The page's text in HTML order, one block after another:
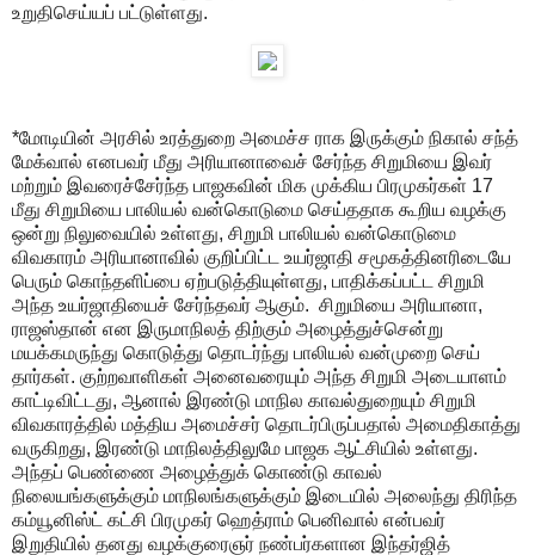
உறுதிசெய்யப் பட்டுள்ளது.
*மோடியின் அரசில் உரத்துறை அமைச்ச ராக இருக்கும் நிகால் சந்த்
மேக்வால் எனபவர் மீது அரியானாவைச் சேர்ந்த சிறுமியை இவர்
மற்றும் இவரைச்சேர்ந்த பாஜகவின் மிக முக்கிய பிரமுகர்கள் 17
மீது சிறுமியை பாலியல் வன்கொடுமை செய்ததாக கூறிய வழக்கு
ஒன்று நிலுவையில் உள்ளது, சிறுமி பாலியல் வன்கொடுமை
விவகாரம் அரியானாவில் குறிப்பிட்ட உயர்ஜாதி சமூகத்தினரிடையே
பெரும் கொந்தளிப்பை ஏற்படுத்தியுள்ளது, பாதிக்கப்பட்ட சிறுமி
அந்த உயர்ஜாதியைச் சேர்ந்தவர் ஆகும். சிறுமியை அரியானா,
ராஜஸ்தான் என இருமாநிலத் திற்கும் அழைத்துச்சென்று
மயக்கமருந்து கொடுத்து தொடர்ந்து பாலியல் வன்முறை செய்
தார்கள். குற்றவாளிகள் அனைவரையும் அந்த சிறுமி அடையாளம்
காட்டிவிட்டது, ஆனால் இரண்டு மாநில காவல்துறையும் சிறுமி
விவகாரத்தில் மத்திய அமைச்சர் தொடர்பிருப்பதால் அமைதிகாத்து
வருகிறது, இரண்டு மாநிலத்திலுமே பாஜக ஆட்சியில் உள்ளது.
அந்தப் பெண்ணை அழைத்துக் கொண்டு காவல்
நிலையங்களுக்கும் மாநிலங்களுக்கும் இடையில் அலைந்து திரிந்த
கம்யூனிஸ்ட் கட்சி பிரமுகர் ஹெத்ராம் பெனிவால் என்பவர்
இறுதியில் தனது வழக்குரைஞர் நண்பர்களான இந்தர்ஜித்